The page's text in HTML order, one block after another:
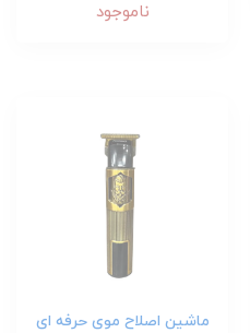
ناموجود
ماشین اصلاح موی حرفه ای